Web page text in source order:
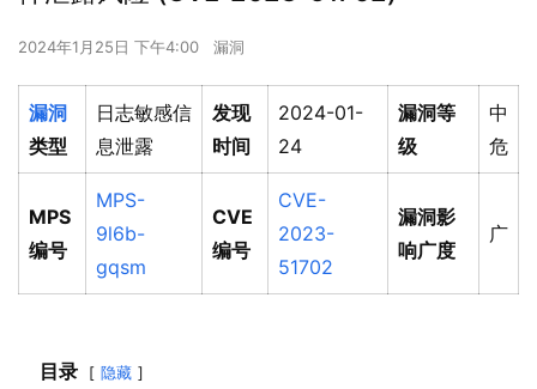
2024年1月25日 下午4:00 漏洞
漏洞
类型
日志敏感信
息泄露
发现
时间
2024-01-
24
漏洞等
级
中
危
MPS
编号
MPS-
9l6b-
gqsm
CVE
编号
CVE-
2023-
51702
漏洞影
响广度
广
目录 隐藏